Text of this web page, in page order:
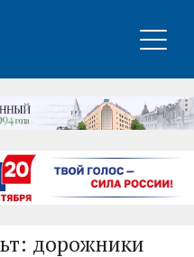
дорожники